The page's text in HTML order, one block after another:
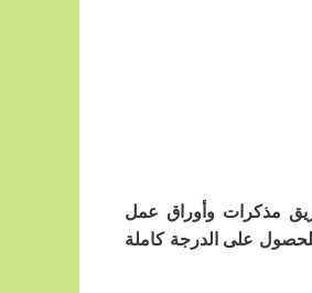
الجامعات عن طريق مذكرات وأوراق عمل
على الدرجة كاملة